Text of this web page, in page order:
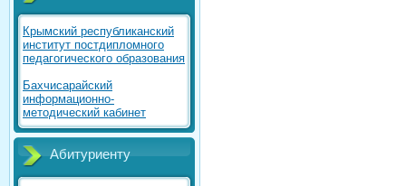
Крымский республиканский
институт постдипломного
педагогического образования
Бахчисарайский
информационно-
методический кабинет
Абитуриенту